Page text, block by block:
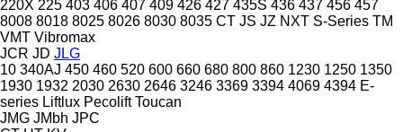
220X 225 403 406 407 409 426 427 435S 436 437 456 457
8008 8018 8025 8026 8030 8035 CT JS JZ NXT S-Series TM
VMT Vibromax
JCR JD JLG
10 340AJ 450 460 520 600 660 680 800 860 1230 1250 1350
1930 1932 2030 2630 2646 3246 3369 3394 4069 4394 E-
series Liftlux Pecolift Toucan
JMG JMbh JPC